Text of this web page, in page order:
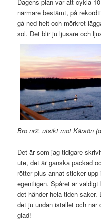
närmare bestämt, på
gå ned helt och mörkret
sol. Det blir ju ljusare och
Bro nr2, utsikt mot Kärsön
Det är som jag tidigare
ute, det är ganska packad
rötter plus annat sticker
egentligen. Spåret är
det händer hela tiden
det ju undan istället och när
glad!